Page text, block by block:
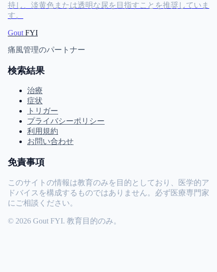
持し、淡黄色または透明な尿を目指すことを推奨していま
す。
Gout FYI
痛風管理のパートナー
検索結果
治療
症状
トリガー
プライバシーポリシー
利用規約
お問い合わせ
免責事項
このサイトの情報は教育のみを目的としており、医学的ア
ドバイスを構成するものではありません。必ず医療専門家
にご相談ください。
© 2026 Gout FYI. 教育目的のみ。